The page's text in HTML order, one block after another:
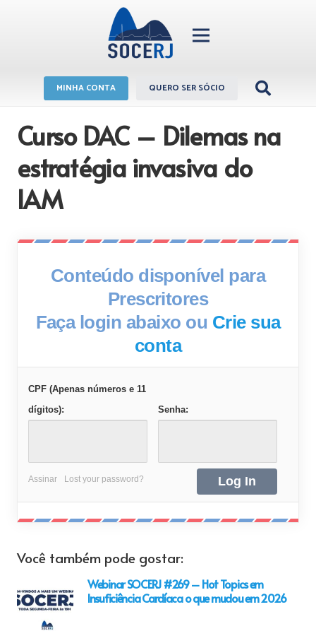
MINHA CONTA QUERO SER SÓCIO
Curso DAC – Dilemas na
estratégia invasiva do
IAM
Conteúdo disponível para
Prescritores
Faça login abaixo ou Crie sua
conta
CPF (Apenas números e 11
dígitos):
Senha:
Assinar Lost your password?
Você também pode gostar:
Webinar SOCERJ #269 – Hot Topics em
Insuficiência Cardíaca o que mudou em 2026